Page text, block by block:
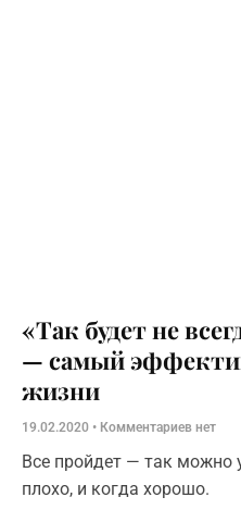
«Так будет не
— самый
жизни
19.02.2020 Комментариев нет
Все пройдет — так можно
плохо, и когда хорошо.